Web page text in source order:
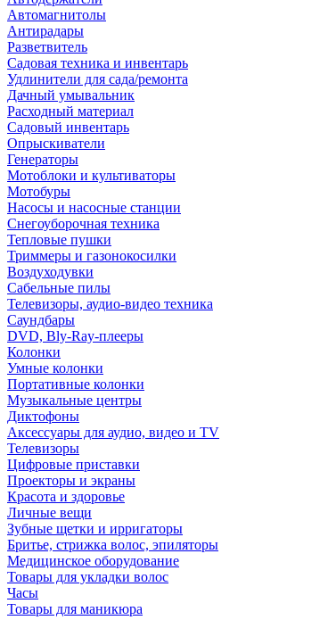
Автомагнитолы
Антирадары
Разветвитель
Садовая техника и инвентарь
Удлинители для сада/ремонта
Дачный умывальник
Расходный материал
Садовый инвентарь
Опрыскиватели
Генераторы
Мотоблоки и культиваторы
Мотобуры
Насосы и насосные станции
Снегоуборочная техника
Тепловые пушки
Триммеры и газонокосилки
Воздуходувки
Сабельные пилы
Телевизоры, аудио-видео техника
Саундбары
DVD, Bly-Ray-плееры
Колонки
Умные колонки
Портативные колонки
Музыкальные центры
Диктофоны
Аксессуары для аудио, видео и TV
Телевизоры
Цифровые приставки
Проекторы и экраны
Красота и здоровье
Личные вещи
Зубные щетки и ирригаторы
Бритье, стрижка волос, эпиляторы
Медицинское оборудование
Товары для укладки волос
Часы
Товары для маникюра